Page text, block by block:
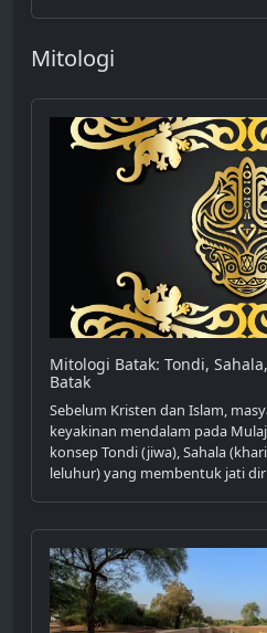
Mitologi
Mitologi Batak: Tondi,
Batak
Sebelum Kristen dan Islam,
keyakinan mendalam pada
konsep Tondi (jiwa), Sahala
leluhur) yang membentuk jati